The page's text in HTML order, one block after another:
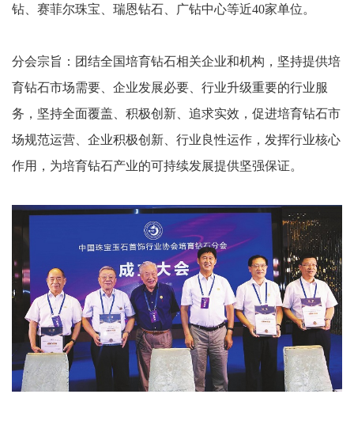
钻、赛菲尔珠宝、瑞恩钻石、广钻中心等近40家单位。
分会宗旨：团结全国培育钻石相关企业和机构，坚持提供培
育钻石市场需要、企业发展必要、行业升级重要的行业服
务，坚持全面覆盖、积极创新、追求实效，促进培育钻石市
场规范运营、企业积极创新、行业良性运作，发挥行业核心
作用，为培育钻石产业的可持续发展提供坚强保证。